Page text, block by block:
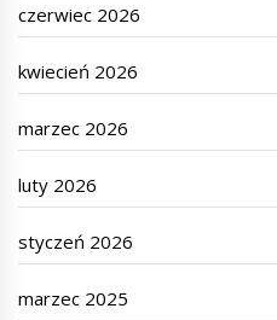
czerwiec 2026
kwiecień 2026
marzec 2026
luty 2026
styczeń 2026
marzec 2025